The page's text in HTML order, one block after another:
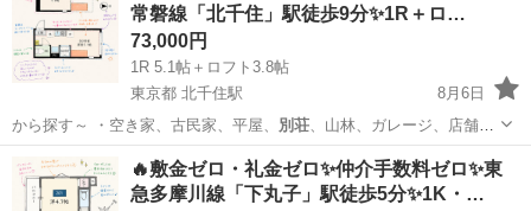
常磐線「北千住」駅徒歩9分✨1R＋ロ…
73,000円
1R 5.1帖＋ロフト3.8帖
東京都 北千住駅
8月6日
から探す～ ・空き家、古民家、平屋、 別荘、山林、ガレージ、店舗、
田舎暮らし、居…
東京 北千住駅 アパート 物件
🔥敷金ゼロ・礼金ゼロ✨仲介手数料ゼロ✨東
急多摩川線「下丸子」駅徒歩5分✨1K・…